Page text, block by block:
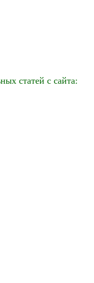
статей с сайта: